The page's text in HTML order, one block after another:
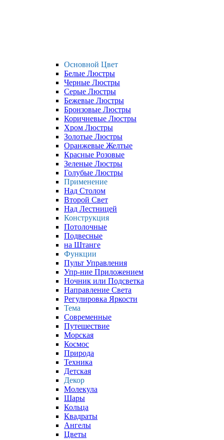
Основной Цвет
Белые Люстры
Черные Люстры
Серые Люстры
Бежевые Люстры
Бронзовые Люстры
Коричневые Люстры
Хром Люстры
Золотые Люстры
Оранжевые Желтые
Красные Розовые
Зеленые Люстры
Голубые Люстры
Применение
Над Столом
Второй Свет
Над Лестницей
Конструкция
Потолочные
Подвесные
на Штанге
Функции
Пульт Управления
Упр-ние Приложением
Ночник или Подсветка
Направление Света
Регулировка Яркости
Тема
Современные
Путешествие
Морская
Космос
Природа
Техника
Детская
Декор
Молекула
Шары
Кольца
Квадраты
Ангелы
Цветы